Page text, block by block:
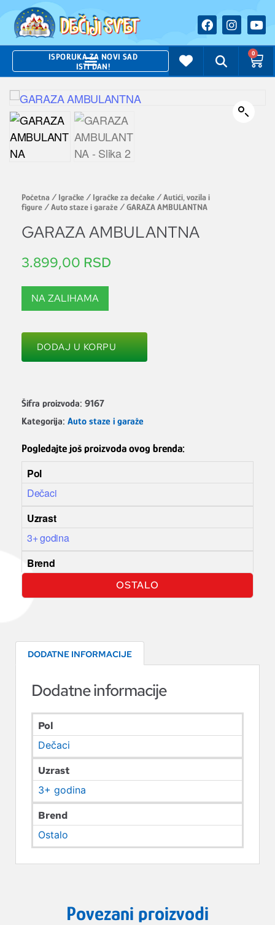
ISPORUKA ZA NOVI SAD
ISTI DAN!
0
Početna / Igračke / Igračke za dečake /Autići, vozila i
figure /Auto staze i garaže / GARAZA AMBULANTNA
GARAZA AMBULANTNA
3.899,00 RSD
NA ZALIHAMA
DODAJ U KORPU
Šifra proizvoda: 9167
Kategorija: Auto staze i garaže
Pogledajte još proizvoda ovog brenda:
Pol
Dečaci
Uzrast
3+ godina
Brend
OSTALO
DODATNE INFORMACIJE
Dodatne informacije
Pol
Dečaci
Uzrast
3+ godina
Brend
Ostalo
Povezani proizvodi